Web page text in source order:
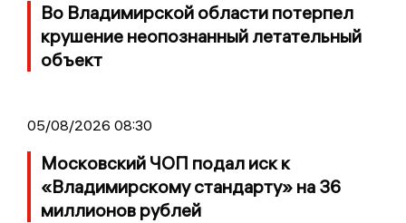
Во Владимирской области потерпел
крушение неопознанный летательный
объект
05/08/2026 08:30
Московский ЧОП подал иск к
«Владимирскому стандарту» на 36
миллионов рублей